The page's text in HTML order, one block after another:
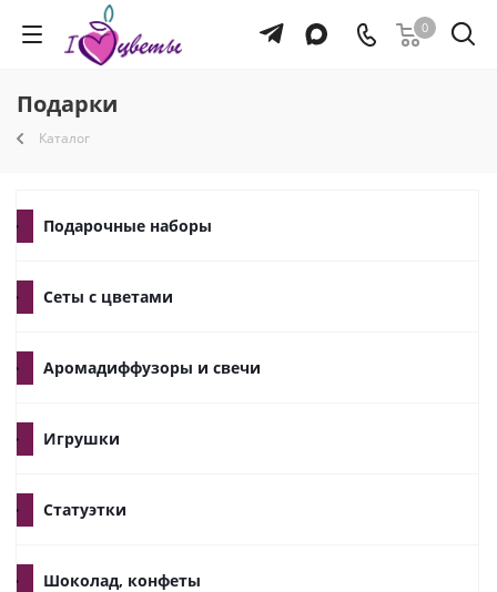
0
Подарки
Каталог
Подарочные наборы
Сеты с цветами
Аромадиффузоры и свечи
Игрушки
Статуэтки
Шоколад, конфеты